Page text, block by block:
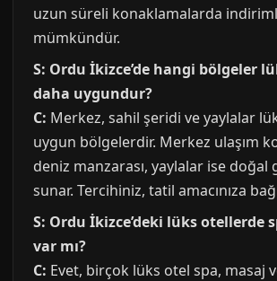
uzun süreli konaklamalarda
mümkündür.
S: Ordu İkizce’de hangi bölgeler
daha uygundur?
C: Merkez, sahil şeridi ve yaylalar
uygun bölgelerdir. Merkez ulaşım
deniz manzarası, yaylalar ise doğal
sunar. Tercihiniz, tatil amacınıza
S: Ordu İkizce’deki lüks otellerde
var mı?
C: Evet, birçok lüks otel spa, masaj